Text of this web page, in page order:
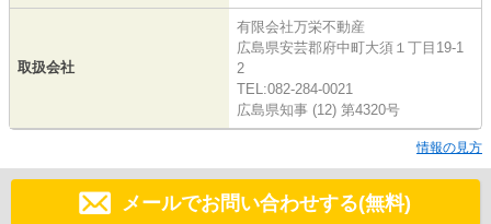
取扱会社
有限会社万栄不動産
広島県安芸郡府中町大須１丁目19-1
2
TEL:082-284-0021
広島県知事 (12) 第4320号
情報の見方
メールでお問い合わせする(無料)